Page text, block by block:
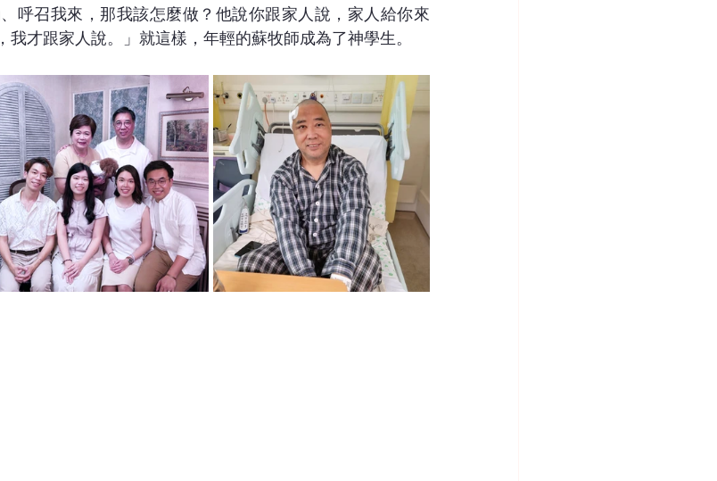
呼召我來，那我該怎麼做？他說你跟家人說，家人給你來
才跟家人說。」就這樣，年輕的蘇牧師成為了神學生。